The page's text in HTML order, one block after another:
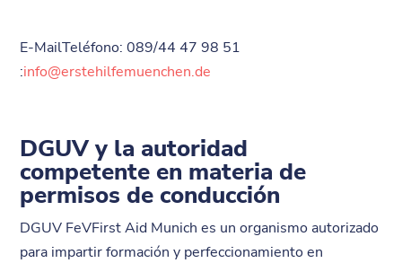
E-MailTeléfono: 089/44 47 98 51
:info@erstehilfemuenchen.de
DGUV y la autoridad
competente en materia de
permisos de conducción
DGUV FeVFirst Aid Munich es un organismo autorizado
para impartir formación y perfeccionamiento en